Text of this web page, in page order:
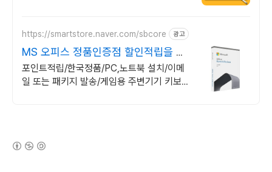
https://smartstore.naver.com/sbcore 광고
MS 오피스 정품인증점 할인적립을 확
인하세요!
포인트적립/한국정품/PC,노트북 설치/이메
일 또는 패키지 발송/게임용 주변기기 키보